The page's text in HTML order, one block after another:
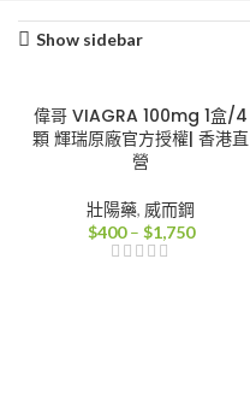
Show sidebar
偉哥 VIAGRA 100mg 1盒/4
顆 輝瑞原廠官方授權| 香港直
營
壯陽藥, 威而鋼
$400 – $1,750價